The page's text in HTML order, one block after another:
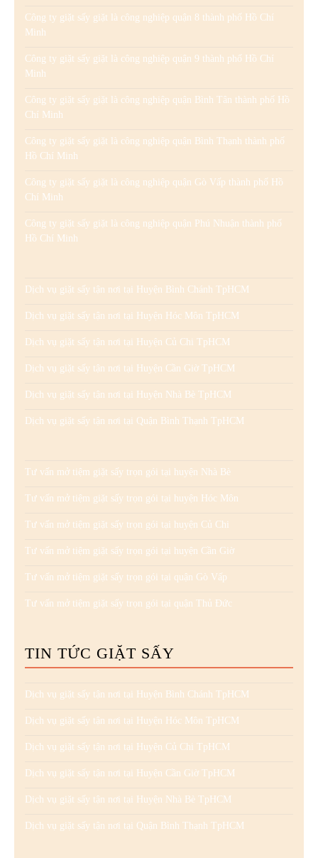
Công ty giặt sấy giặt là công nghiệp quận 8 thành phố Hồ Chí
Minh
Công ty giặt sấy giặt là công nghiệp quận 9 thành phố Hồ Chí
Minh
Công ty giặt sấy giặt là công nghiệp quận Bình Tân thành phố Hồ
Chí Minh
Công ty giặt sấy giặt là công nghiệp quận Bình Thạnh thành phố
Hồ Chí Minh
Công ty giặt sấy giặt là công nghiệp quận Gò Vấp thành phố Hồ
Chí Minh
Công ty giặt sấy giặt là công nghiệp quận Phú Nhuận thành phố
Hồ Chí Minh
Dịch vụ giặt sấy tận nơi tại Huyện Bình Chánh TpHCM
Dịch vụ giặt sấy tận nơi tại Huyện Hóc Môn TpHCM
Dịch vụ giặt sấy tận nơi tại Huyện Củ Chi TpHCM
Dịch vụ giặt sấy tận nơi tại Huyện Cần Giờ TpHCM
Dịch vụ giặt sấy tận nơi tại Huyện Nhà Bè TpHCM
Dịch vụ giặt sấy tận nơi tại Quận Bình Thạnh TpHCM
Tư vấn mở tiệm giặt sấy trọn gói tại huyện Nhà Bè
Tư vấn mở tiệm giặt sấy trọn gói tại huyện Hóc Môn
Tư vấn mở tiệm giặt sấy trọn gói tại huyện Củ Chi
Tư vấn mở tiệm giặt sấy trọn gói tại huyện Cần Giờ
Tư vấn mở tiệm giặt sấy trọn gói tại quận Gò Vấp
Tư vấn mở tiệm giặt sấy trọn gói tại quận Thủ Đức
TIN TỨC GIẶT SẤY
Dịch vụ giặt sấy tận nơi tại Huyện Bình Chánh TpHCM
Dịch vụ giặt sấy tận nơi tại Huyện Hóc Môn TpHCM
Dịch vụ giặt sấy tận nơi tại Huyện Củ Chi TpHCM
Dịch vụ giặt sấy tận nơi tại Huyện Cần Giờ TpHCM
Dịch vụ giặt sấy tận nơi tại Huyện Nhà Bè TpHCM
Dịch vụ giặt sấy tận nơi tại Quận Bình Thạnh TpHCM